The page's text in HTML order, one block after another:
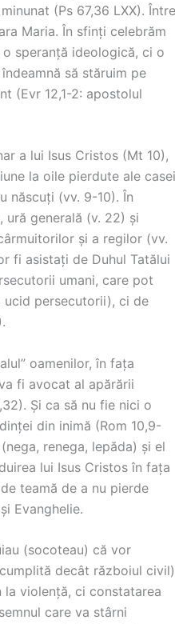
(Ps 67,36 LXX). Între
Maria. În sfinți celebrăm
speranță ideologică, ci o
să stăruim pe
(Evr 12,1-2: apostolul
a lui Isus Cristos (Mt 10),
la oile pierdute ale casei
născuți (vv. 9-10). În
ură generală (v. 22) și
și a regilor (vv.
fi asistați de Duhul Tatălui
umani, care pot
ucid persecutorii), ci de
oamenilor, în fața
fi avocat al apărării
Și ca să nu fie nici o
din inimă (Rom 10,9-
renega, lepăda) și el
lui Isus Cristos în fața
teamă de a nu pierde
Evanghelie.
(socoteau) că vor
decât războiul civil)
la violență, ci constatarea
care va stârni